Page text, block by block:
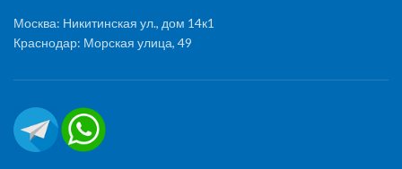
Москва: Никитинская ул., дом 14к1
Краснодар: Морская улица, 49